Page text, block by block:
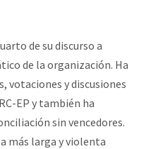
de su discurso a
de la organización. Ha
votaciones y discusiones
EP y también ha
sin vencedores.
más larga y violenta